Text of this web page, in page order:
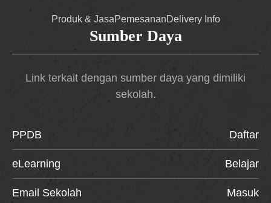
Produk & JasaPemesananDelivery Info
Sumber Daya
Link terkait dengan sumber daya yang dimiliki
sekolah.
PPDB Daftar
eLearning Belajar
Email Sekolah Masuk